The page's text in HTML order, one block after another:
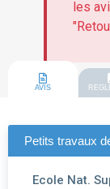
les
AVIS
Petits travaux
Ecole Nat.